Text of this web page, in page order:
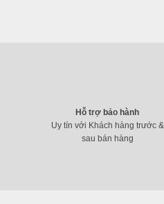
Hỗ trợ bảo hành
Uy tín với Khách hàng trước &
sau bán hàng